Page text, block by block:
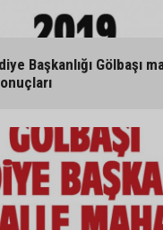
Başkanlığı Gölbaşı